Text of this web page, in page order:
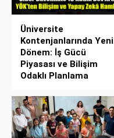
Üniversite
Kontenjanlarında Yeni
Dönem: İş Gücü
Piyasası ve Bilişim
Odaklı Planlama